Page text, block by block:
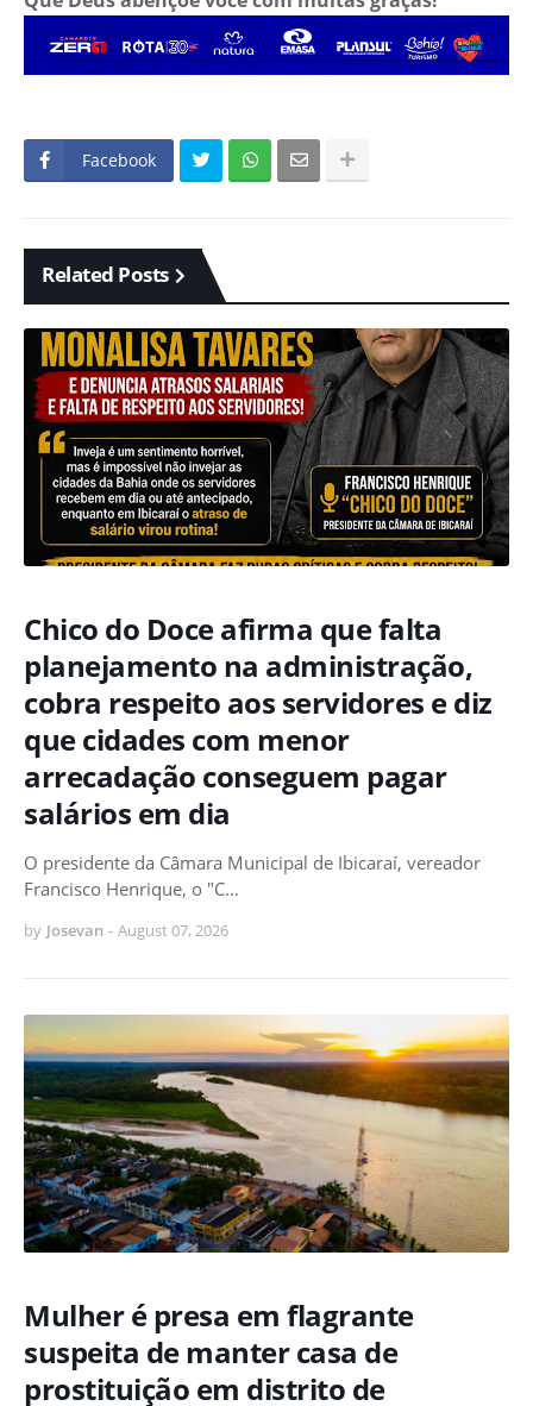
Facebook
Related Posts
Chico do Doce afirma que falta
planejamento na administração,
cobra respeito aos servidores e diz
que cidades com menor
arrecadação conseguem pagar
salários em dia
O presidente da Câmara Municipal de Ibicaraí, vereador
Francisco Henrique, o "C…
by Josevan - August 07, 2026
Mulher é presa em flagrante
suspeita de manter casa de
prostituição em distrito de